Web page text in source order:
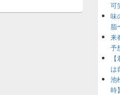
可
味
脂
来
予
は
池
時